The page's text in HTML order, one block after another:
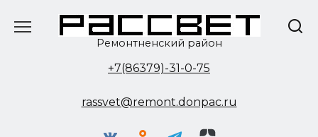
Ремонтненский район
+7(86379)-31-0-75
rassvet@remont.donpac.ru